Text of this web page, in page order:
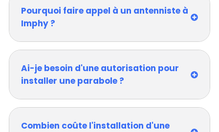
Pourquoi faire appel à un antenniste à
Imphy ?
Ai-je besoin d'une autorisation pour
installer une parabole ?
Combien coûte l'installation d'une